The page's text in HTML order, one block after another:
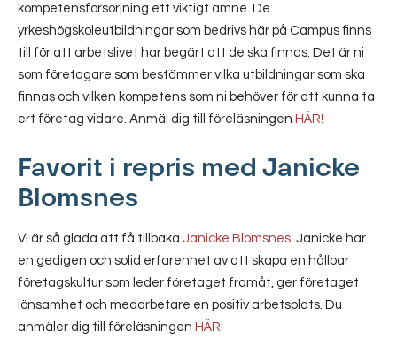
kompetensförsörjning ett viktigt ämne. De
yrkeshögskoleutbildningar som bedrivs här på Campus finns
till för att arbetslivet har begärt att de ska finnas. Det är ni
som företagare som bestämmer vilka utbildningar som ska
finnas och vilken kompetens som ni behöver för att kunna ta
ert företag vidare. Anmäl dig till föreläsningen HÄR!
Favorit i repris med Janicke
Blomsnes
Vi är så glada att få tillbaka Janicke Blomsnes. Janicke har
en gedigen och solid erfarenhet av att skapa en hållbar
företagskultur som leder företaget framåt, ger företaget
lönsamhet och medarbetare en positiv arbetsplats. Du
anmäler dig till föreläsningen HÄR!